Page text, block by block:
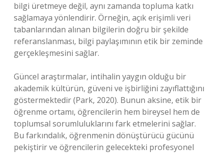
bilgi üretmeye değil, aynı zamanda topluma katkı
sağlamaya yönlendirir. Örneğin, açık erişimli veri
tabanlarından alınan bilgilerin doğru bir şekilde
referanslanması, bilgi paylaşımının etik bir zeminde
gerçekleşmesini sağlar.
Güncel araştırmalar, intihalin yaygın olduğu bir
akademik kültürün, güveni ve işbirliğini zayıflattığını
göstermektedir (Park, 2020). Bunun aksine, etik bir
öğrenme ortamı, öğrencilerin hem bireysel hem de
toplumsal sorumluluklarını fark etmelerini sağlar.
Bu farkındalık, öğrenmenin dönüştürücü gücünü
pekiştirir ve öğrencilerin gelecekteki profesyonel